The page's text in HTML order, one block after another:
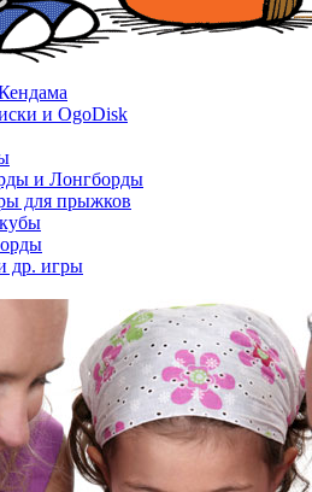
и OgoDisk
и Лонгборды
для прыжков
др. игры